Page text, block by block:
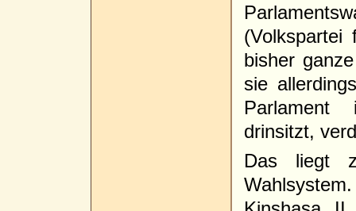
bisher
sie
Parlament
drinsitzt,
Das liegt